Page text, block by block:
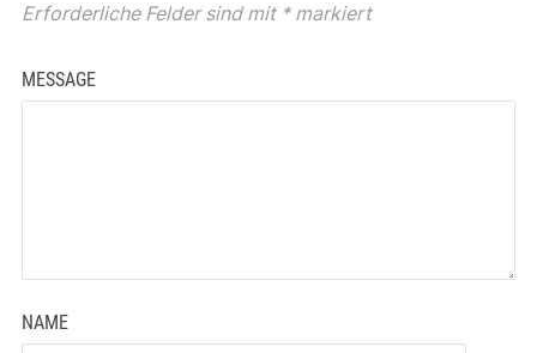
Erforderliche Felder sind mit *markiert
MESSAGE
NAME